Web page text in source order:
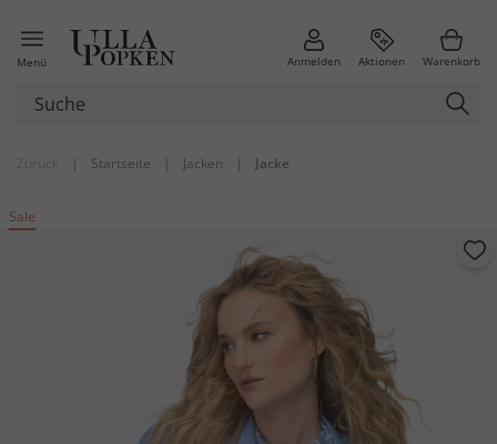
Menü Anmelden Aktionen Warenkorb
| Startseite | Jacken | Jacke
Sale